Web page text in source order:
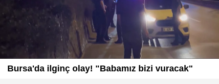
Bursa'da ilginç olay! "Babamız bizi vuracak"